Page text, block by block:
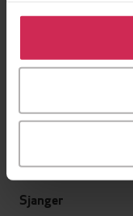
Klikk på «Godta
bruke cookies for
tilpasse ditt
Lengde
Sjanger